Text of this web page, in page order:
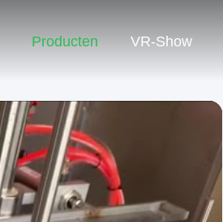
Producten VR-Show